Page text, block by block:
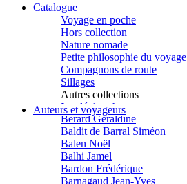
Catalogue
Voyage en poche
Hors collection
Nature nomade
Petite philosophie du voyage
Compagnons de route
Sillages
Autres collections
La clé des champs
Chemins d’étoiles
Visions
Auteurs et voyageurs
Allaert Lodewijk
Allano Joël
Allix Stéphane
Apprill Christophe
Ardillier-Carras Françoise
Arnould Jacques
Arseniev Vladimir
Aubertel Pierre-Marie
Béjanin Emmanuel
Bérard Géraldine
Baldit de Barral Siméon
Balen Noël
Balhi Jamel
Bardon Frédérique
Barnagaud Jean-Yves